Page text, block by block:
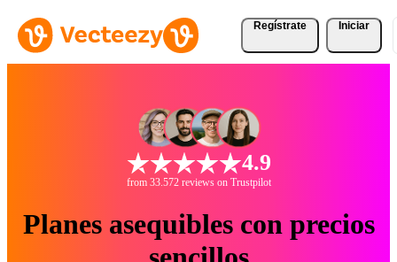
Regístrate Iniciar
4.9
from 33.572 reviews on Trustpilot
Planes asequibles con precios